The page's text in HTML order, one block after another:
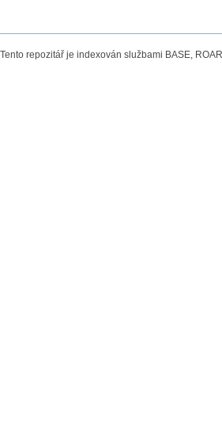
Tento repozitář je indexován službami BASE,